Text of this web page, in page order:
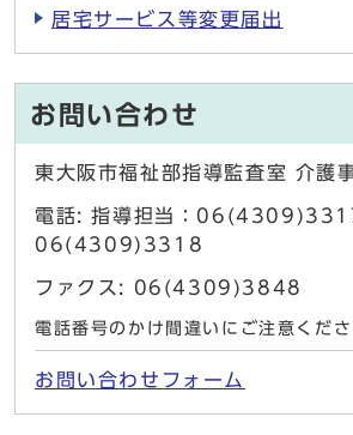
居宅サービス等変更届出
お問い合わせ
東大阪市福祉部指導監査室 介護
電話: 指導担当：
06(4309)3318
ファクス: 06(4309)3848
電話番号のかけ間違いにご注意くださ
お問い合わせフォーム